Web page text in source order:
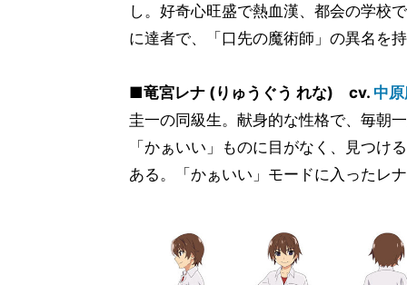
し。好奇心旺盛で熱血漢、都会の学校
に達者で、「口先の魔術師」の異名を
■竜宮レナ (りゅうぐう れな) cv. 中
圭一の同級生。献身的な性格で、毎朝
「かぁいい」ものに目がなく、見つけ
ある。「かぁいい」モードに入ったレ